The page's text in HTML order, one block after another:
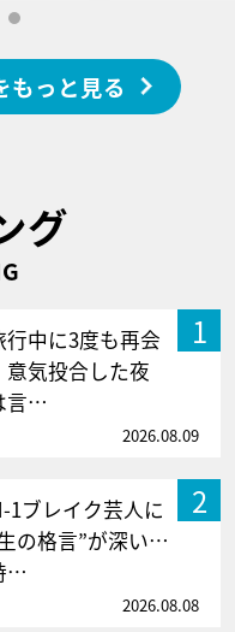
もっと見る
グ
1
中に3度も再会
意気投合した夜
言…
2026.08.09
2
1ブレイク芸人に
の格言”が深い…
…
2026.08.08